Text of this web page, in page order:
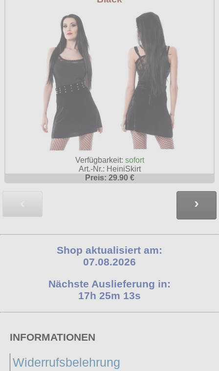
Verfügbarkeit: sofort
Art.-Nr.: HeiniSkirt
Preis: 29.90 €
›
Shop aktualisiert am:
07.08.2026
Nächste Auslieferung in:
17h 25m 12s
INFORMATIONEN
Widerrufsbelehrung